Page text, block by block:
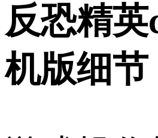
反恐精英
机版细节